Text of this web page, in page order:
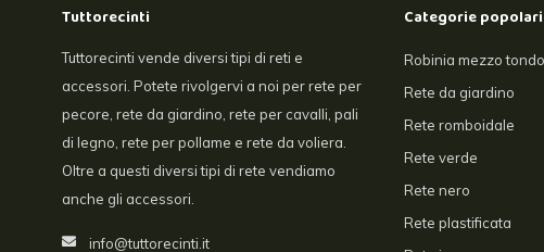
Tuttorecinti
Tuttorecinti vende diversi tipi di reti e
accessori. Potete rivolgervi a noi per rete per
pecore, rete da giardino, rete per cavalli, pali
di legno, rete per pollame e rete da voliera.
Oltre a questi diversi tipi di rete vendiamo
anche gli accessori.
info@tuttorecinti.it
Categorie popolari
Robinia mezzo
Rete da giardino
Rete romboidale
Rete verde
Rete nero
Rete plastificata